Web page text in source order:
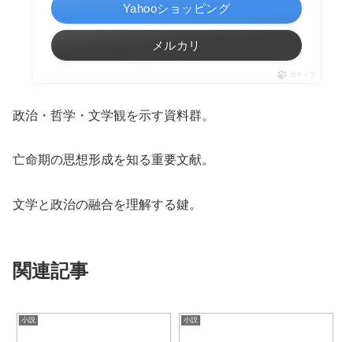
Yahooショッピング
メルカリ
ポチップ
政治・哲学・文学観を示す資料群。
亡命期の思想形成を知る重要文献。
文学と政治の融合を理解する鍵。
関連記事
小説 小説